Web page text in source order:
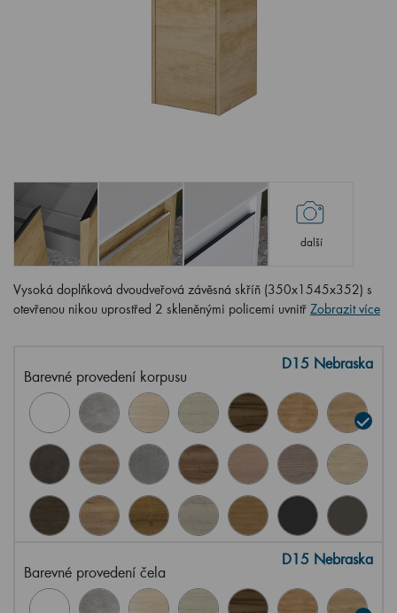
další
Vysoká doplňková dvoudveřová závěsná skříň (350x1545x352) s
otevřenou nikou uprostřed 2 skleněnými policemi uvnitř Zobrazit více
Barevné provedení korpusu
D15 Nebraska
Barevné provedení čela
D15 Nebraska